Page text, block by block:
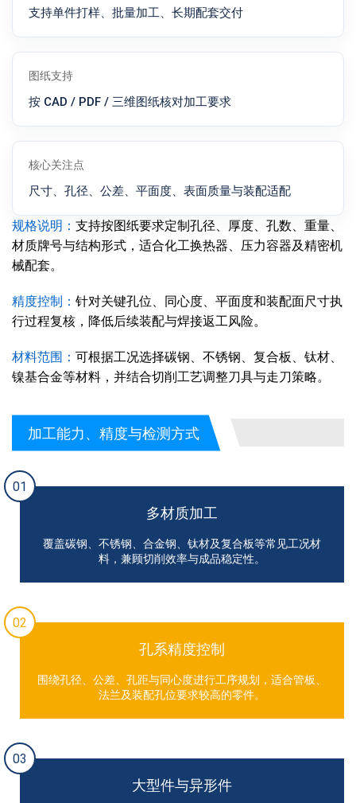
支持单件打样、批量加工、长期配套交付
图纸支持
按 CAD / PDF / 三维图纸核对加工要求
核心关注点
尺寸、孔径、公差、平面度、表面质量与装配适配
规格说明： 支持按图纸要求定制孔径、厚度、孔数、重量、
材质牌号与结构形式，适合化工换热器、压力容器及精密机
械配套。
精度控制： 针对关键孔位、同心度、平面度和装配面尺寸执
行过程复核，降低后续装配与焊接返工风险。
材料范围： 可根据工况选择碳钢、不锈钢、复合板、钛材、
镍基合金等材料，并结合切削工艺调整刀具与走刀策略。
加工能力、精度与检测方式
01
多材质加工
覆盖碳钢、不锈钢、合金钢、钛材及复合板等常见工况材
料，兼顾切削效率与成品稳定性。
02
孔系精度控制
围绕孔径、公差、孔距与同心度进行工序规划，适合管板、
法兰及装配孔位要求较高的零件。
03
大型件与异形件